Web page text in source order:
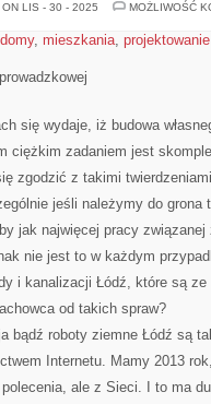
LIS - 30 - 2025
MOŻLIWOŚĆ
domy, mieszkania, projektowanie
się wydaje, iż budowa
ciężkim zadaniem jest
zgodzić z takimi
jeśli należymy do grona
jak najwięcej pracy związanej
nie jest to w każdym
i kanalizacji Łódź, które są
od takich spraw?
bądź roboty ziemne Łódź są
Internetu. Mamy 2013
ale z Sieci. I to ma